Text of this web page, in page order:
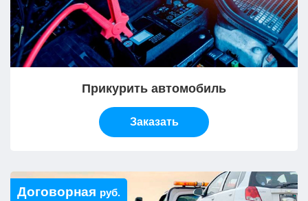
Прикурить автомобиль
Заказать
Договорная руб.